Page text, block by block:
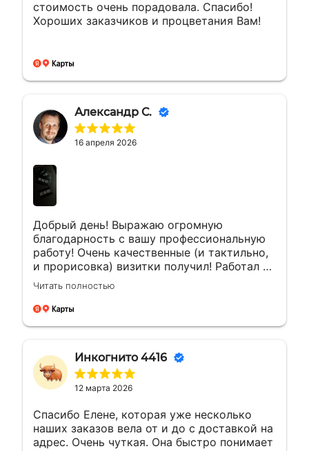
стоимость очень порадовала. Спасибо!
Хороших заказчиков и процветания Вам!
Александр С.
16 апреля 2026
Добрый день! Выражаю огромную
благодарность с вашу профессиональную
работу! Очень качественные (и тактильно,
и прорисовка) визитки получил! Работал с
менеджером Еленой. Ей отдельная
благодарность за мгновенные ответы и
полное сопровождение заказа!
Читать полностью
Инкогнито 4416
12 марта 2026
Спасибо Елене, которая уже несколько
наших заказов вела от и до с доставкой на
адрес. Очень чуткая. Она быстро понимает